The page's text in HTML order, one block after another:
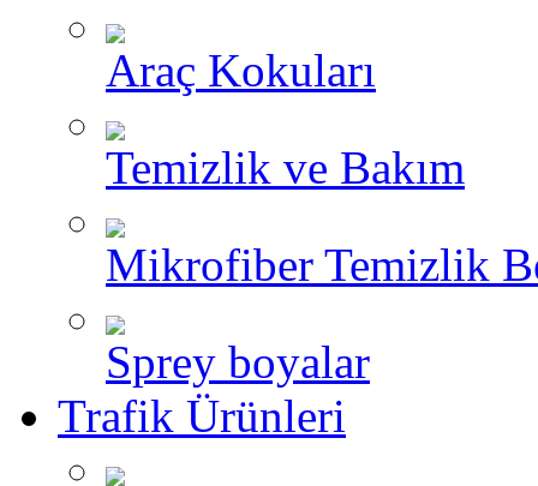
Araç Kokuları
Temizlik ve Bakım
Mikrofiber Temizlik
Sprey boyalar
Trafik Ürünleri